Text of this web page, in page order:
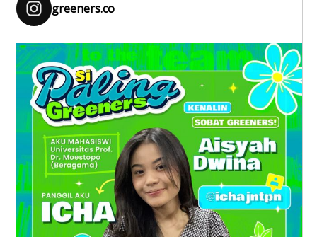
greeners.co